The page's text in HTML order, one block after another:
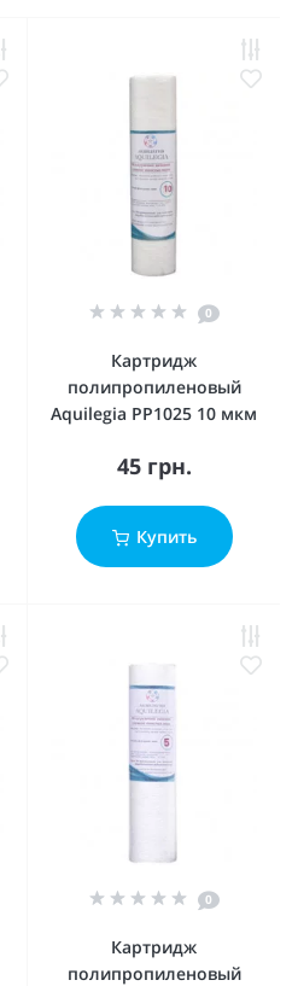
0
Картридж
полипропиленовый
Aquilegia PP1025 10 мкм
45 грн.
Купить
0
Картридж
полипропиленовый